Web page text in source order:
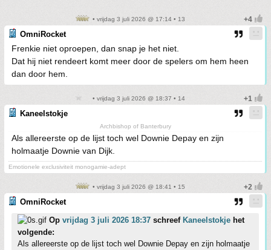
• vrijdag 3 juli 2026 @ 17:14 • 13
OmniRocket
Frenkie niet oproepen, dan snap je het niet.
Dat hij niet rendeert komt meer door de spelers om hem heen
dan door hem.
• vrijdag 3 juli 2026 @ 18:37 • 14
Kaneelstokje
Archbishop of Banterbury
Als allereerste op de lijst toch wel Downie Depay en zijn
holmaatje Downie van Dijk.
Emotionele exclusiviteit monogamie-adept
• vrijdag 3 juli 2026 @ 18:41 • 15
OmniRocket
Op vrijdag 3 juli 2026 18:37 schreef Kaneelstokje het
volgende:
Als allereerste op de lijst toch wel Downie Depay en zijn holmaatje